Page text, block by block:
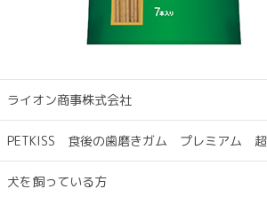
ライオン商事株式会社
PETKISS 食後の歯磨きガム プレミアム 超
犬を飼っている方